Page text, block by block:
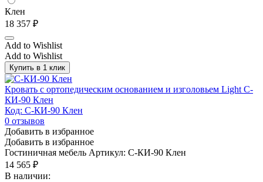
Клен
18 357 ₽
Add to Wishlist
Add to Wishlist
Купить в 1 клик
Кровать с ортопедическим основанием и изголовьем Light С-
КИ-90 Клен
Код: С-КИ-90 Клен
0 отзывов
Добавить в избранное
Добавить в избранное
Гостиничная мебель Артикул: С-КИ-90 Клен
14 565 ₽
В наличии: